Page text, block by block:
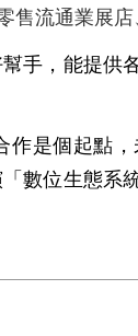
流通業展店
手，能提
是個起點，
數位生態